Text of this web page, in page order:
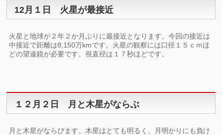
12月１日 火星が最接近
火星と地球が２年２か月ぶりに最接近となります。今回の接近は
中接近で距離は8,150万kmです。火星の観察には口径１５ｃｍほ
どの望遠鏡が必要です。視直径は１７秒ほどです。
１２月２日 月と木星がならぶ
月と木星がならびます。木星はとても明るく、月明かりにも負け